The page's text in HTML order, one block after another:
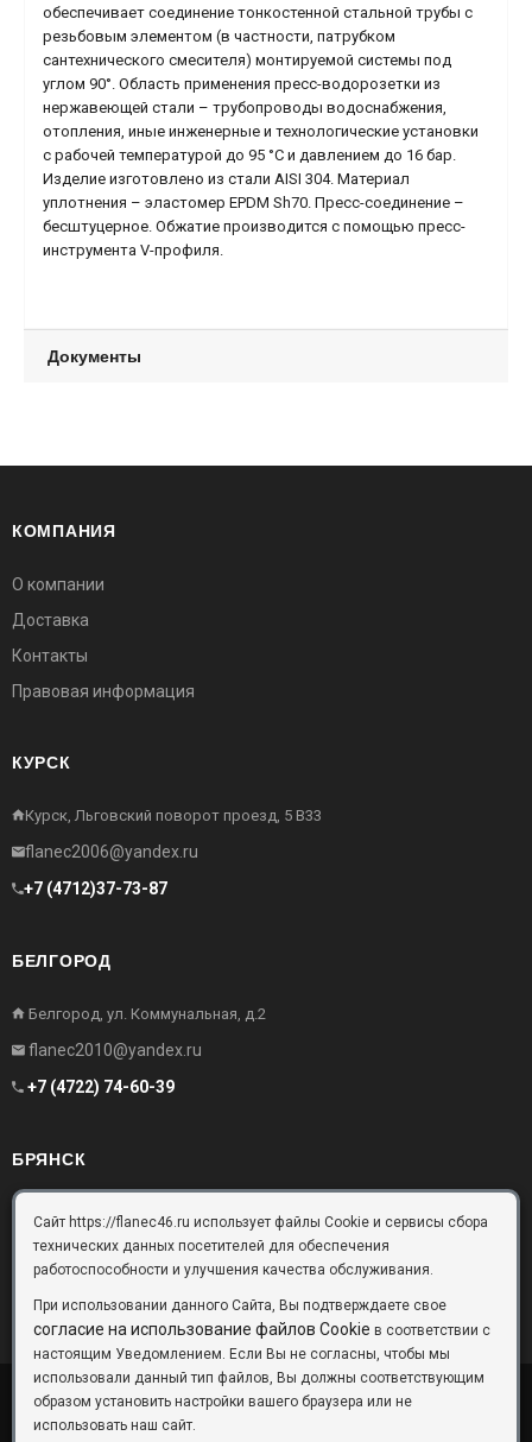
обеспечивает соединение тонкостенной стальной трубы с
резьбовым элементом (в частности, патрубком
сантехнического смесителя) монтируемой системы под
углом 90°. Область применения пресс-водорозетки из
нержавеющей стали – трубопроводы водоснабжения,
отопления, иные инженерные и технологические установки
с рабочей температурой до 95 °С и давлением до 16 бар.
Изделие изготовлено из стали AISI 304. Материал
уплотнения – эластомер EPDM Sh70. Пресс-соединение –
бесштуцерное. Обжатие производится с помощью пресс-
инструмента V-профиля.
Документы
КОМПАНИЯ
О компании
Доставка
Контакты
Правовая информация
КУРСК
Курск, Льговский поворот проезд, 5 В33
flanec2006@yandex.ru
+7 (4712)37-73-87
БЕЛГОРОД
Белгород, ул. Коммунальная, д.2
flanec2010@yandex.ru
+7 (4722) 74-60-39
БРЯНСК
Брянск, Московский проезд, д.10, офис 3
flanec32@yandex.ru
Copyright © 2026 © ООО «Фланец-Комплект»
Сайт https://flanec46.ru использует файлы Cookie и сервисы сбора
технических данных посетителей для обеспечения
работоспособности и улучшения качества обслуживания.
При использовании данного Сайта, Вы подтверждаете свое
согласие на использование файлов Cookie в соответствии с
настоящим Уведомлением. Если Вы не согласны, чтобы мы
использовали данный тип файлов, Вы должны соответствующим
образом установить настройки вашего браузера или не
использовать наш сайт.